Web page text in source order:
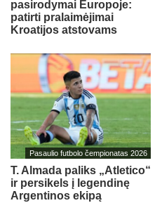
pasirodymai Europoje:
patirti pralaimėjimai
Kroatijos atstovams
Pasaulio futbolo čempionatas 2026
T. Almada paliks „Atletico“
ir persikels į legendinę
Argentinos ekipą